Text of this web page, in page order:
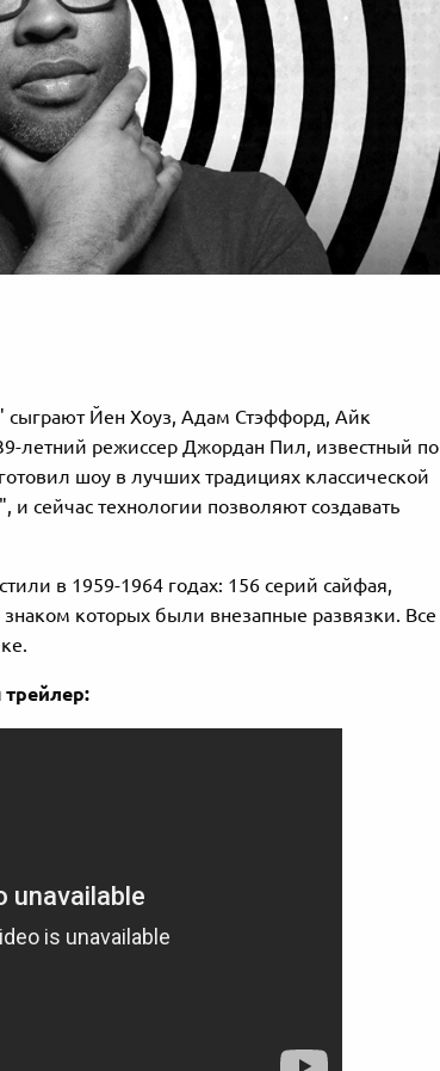
сыграют Йен Хоуз, Адам Стэффорд, Айк
летний режиссер Джордан Пил, известный по
шоу в лучших традициях классической
сейчас технологии позволяют создавать
в 1959-1964 годах: 156 серий сайфая,
которых были внезапные развязки. Все
трейлер: